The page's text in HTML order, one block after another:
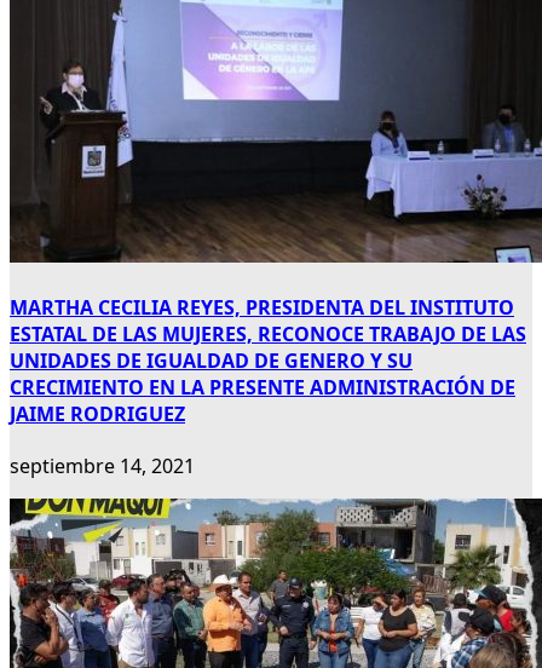
MARTHA CECILIA REYES, PRESIDENTA DEL INSTITUTO
ESTATAL DE LAS MUJERES, RECONOCE TRABAJO DE LAS
UNIDADES DE IGUALDAD DE GENERO Y SU
CRECIMIENTO EN LA PRESENTE ADMINISTRACIÓN DE
JAIME RODRIGUEZ
septiembre 14, 2021